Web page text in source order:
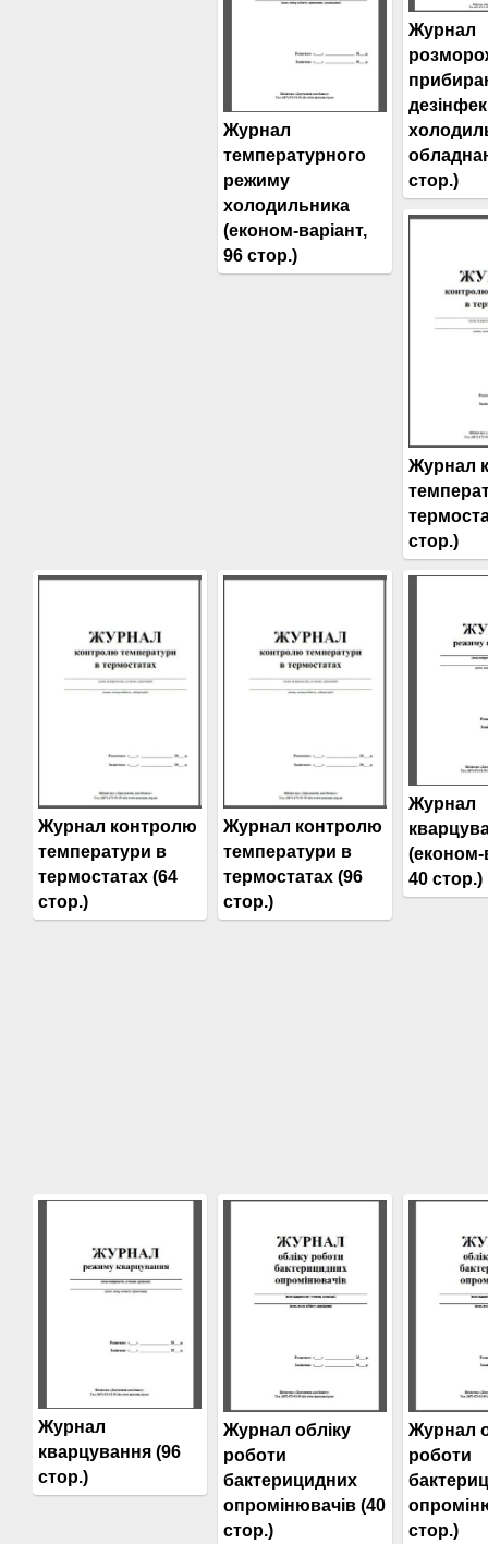
Журнал
температурного
режиму
холодильника
(економ-варіант,
96 стор.)
Журнал
стор.)
Журнал
стор.)
Журнал контролю
температури в
термостатах (64
стор.)
Журнал контролю
температури в
термостатах (96
стор.)
Журнал
(економ-
40 стор.)
Журнал
кварцування (96
стор.)
Журнал обліку
роботи
бактерицидних
опромінювачів (40
стор.)
Журнал
роботи
стор.)